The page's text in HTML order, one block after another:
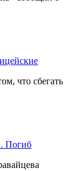
что сбегать
Погиб